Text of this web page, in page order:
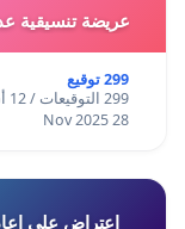
عريضة تنسيقية
299 توقيع
299 التوقيعات / 12 أشهر
28 Nov 2025
اعتراض على